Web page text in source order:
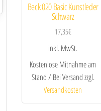
Beck 020 Basic Kunstleder
Schwarz
17,35€
inkl. MwSt.
Kostenlose Mitnahme am
Stand / Bei Versand zzgl.
Versandkosten